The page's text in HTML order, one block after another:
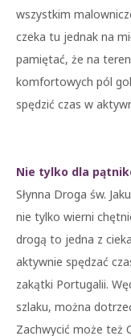
wszystkim
czeka tu jednak na
pamiętać, że na
komfortowych pól
spędzić czas w
Nie tylko dla
Słynna Droga św.
nie tylko wierni
drogą to jedna z
aktywnie spędzać
zakątki Portugalii.
szlaku, można
Zachwycić może też